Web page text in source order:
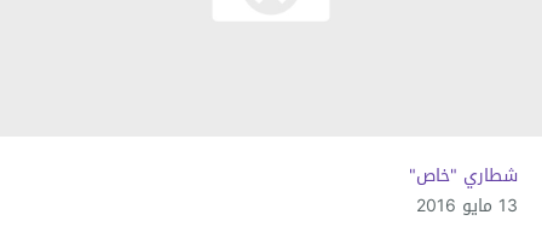
شطاري "خاص"
13 مايو 2016